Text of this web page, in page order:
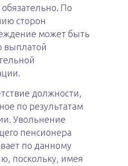
обязательно. По
сторон
может быть
выплатой
должности,
по результатам
Увольнение
пенсионера
по данному
поскольку, имея